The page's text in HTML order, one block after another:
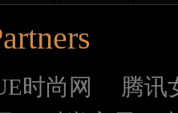
时尚网
腾讯